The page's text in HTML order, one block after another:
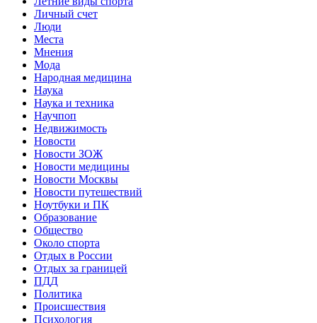
Личный счет
Люди
Места
Мнения
Мода
Народная медицина
Наука
Наука и техника
Научпоп
Недвижимость
Новости
Новости ЗОЖ
Новости медицины
Новости Москвы
Новости путешествий
Ноутбуки и ПК
Образование
Общество
Около спорта
Отдых в России
Отдых за границей
ПДД
Политика
Происшествия
Психология